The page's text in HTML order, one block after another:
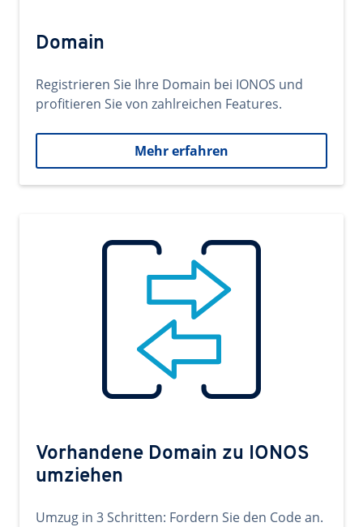
Domain
Registrieren Sie Ihre Domain bei IONOS und
profitieren Sie von zahlreichen Features.
Mehr erfahren
Vorhandene Domain zu IONOS
umziehen
Umzug in 3 Schritten: Fordern Sie den Code an.